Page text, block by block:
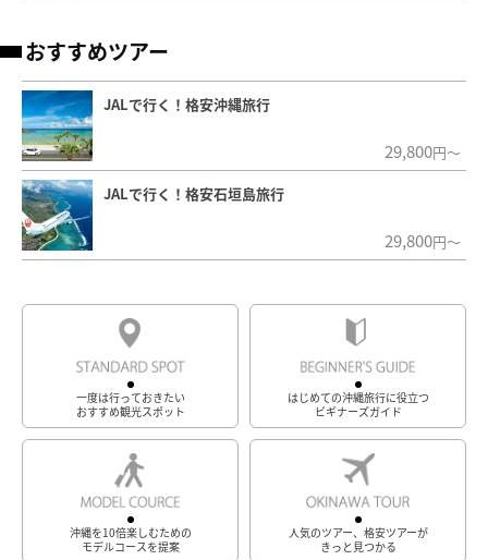
おすすめツアー
JALで行く！格安沖縄旅行
29,800円～
JALで行く！格安石垣島旅行
29,800円～
一度は行っておきたい
おすすめ観光スポット
はじめての沖縄旅行に役立つ
ビギナーズガイド
沖縄を10倍楽しむための
モデルコースを提案
人気のツアー、格安ツアーが
きっと見つかる